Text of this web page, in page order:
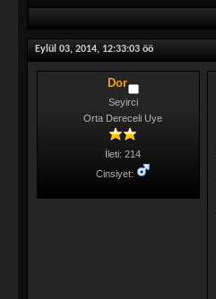
Eylül 03, 2014, 12:33:03 öö
Dor
Seyirci
Orta Dereceli Uye
İleti: 214
Cinsiyet: